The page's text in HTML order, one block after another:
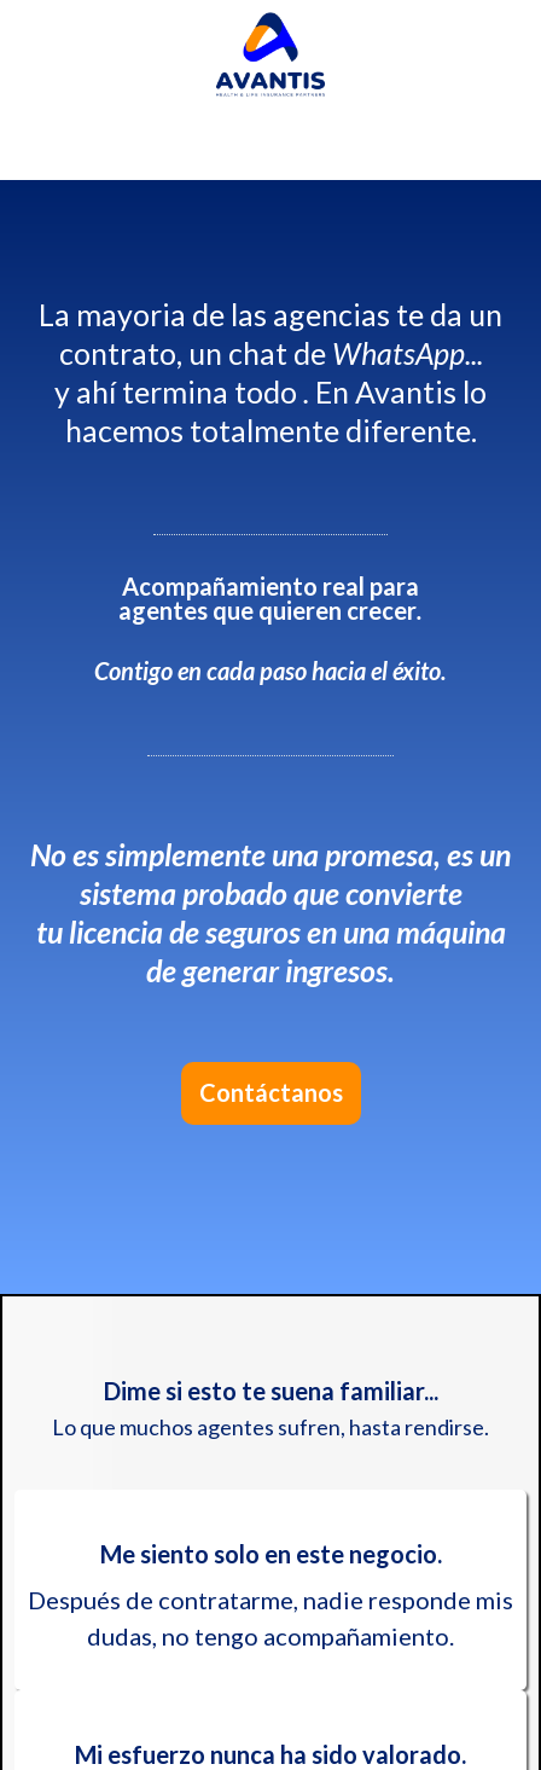
La mayoria de las agencias te da un
contrato, un chat de WhatsApp...
y ahí termina todo . En Avantis lo
hacemos totalmente diferente.
Acompañamiento real para
agentes que quieren crecer.
Contigo en cada paso hacia el éxito.
No es simplemente una promesa, es un
sistema probado que convierte
tu licencia de seguros en una máquina
de generar ingresos.
Contáctanos
Dime si esto te suena familiar...
Lo que muchos agentes sufren, hasta rendirse.
Me siento solo en este negocio.
Después de contratarme, nadie responde mis
dudas, no tengo acompañamiento.
Mi esfuerzo nunca ha sido valorado.